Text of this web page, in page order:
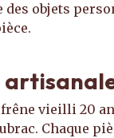
des objets
frêne vieilli 20
Chaque